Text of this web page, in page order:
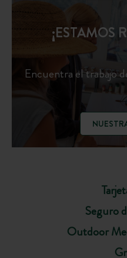
Seguro
Outdoor
¡ESTAMOS
Encuentra el trabajo